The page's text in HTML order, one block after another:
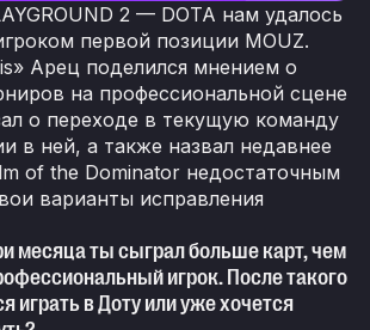
2 — DOTA нам удалось
первой позиции MOUZ.
Арец поделился мнением о
на профессиональной сцене
о переходе в текущую команду
в ней, а также назвал недавнее
of the Dominator недостаточным
варианты исправления
месяца ты сыграл больше карт, чем
игрок. После такого
играть в Доту или уже хочется